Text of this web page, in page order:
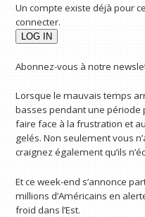
Un compte existe déjà pour
connecter.
Abonnez-vous à notre
Lorsque le mauvais temps
basses pendant une période
faire face à la frustration et
gelés. Non seulement vous
craignez également qu’ils
Et ce week-end s’annonce
millions d’Américains en
froid dans l’Est.